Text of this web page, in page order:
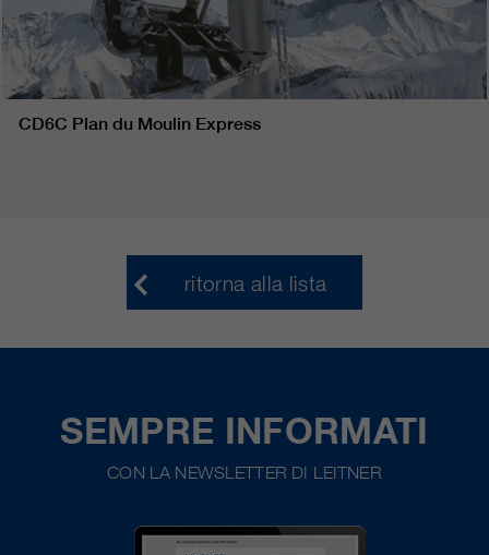
CD6C Plan du Moulin Express
ritorna alla lista
SEMPRE INFORMATI
CON LA NEWSLETTER DI LEITNER